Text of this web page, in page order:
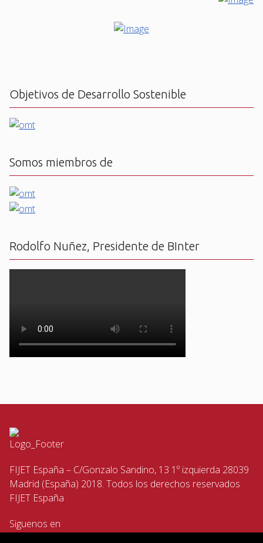
Objetivos de Desarrollo Sostenible
Somos miembros de
Rodolfo Nuñez, Presidente de BInter
FIJET España – C/Gonzalo Sandino, 13 1º izquierda 28039
Madrid (España) 2018. Todos los derechos reservados
FIJET España
Siguenos en